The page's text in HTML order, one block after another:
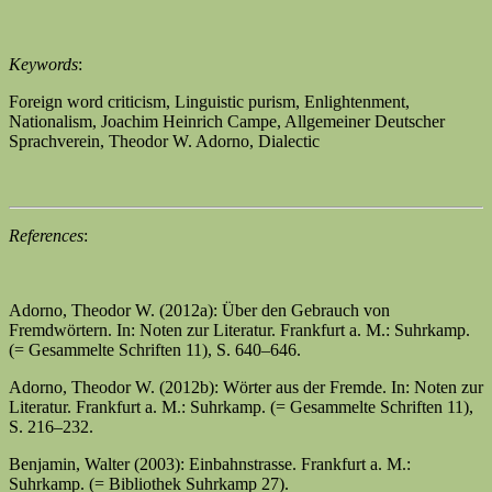
Keywords:
Foreign word criticism, Linguistic purism, Enlightenment,
Nationalism, Joachim Heinrich Campe, Allgemeiner Deutscher
Sprachverein, Theodor W. Adorno, Dialectic
References:
Adorno, Theodor W. (2012a): Über den Gebrauch von
Fremdwörtern. In: Noten zur Literatur. Frankfurt a. M.: Suhrkamp.
(= Gesammelte Schriften 11), S. 640–646.
Adorno, Theodor W. (2012b): Wörter aus der Fremde. In: Noten zur
Literatur. Frankfurt a. M.: Suhrkamp. (= Gesammelte Schriften 11),
S. 216–232.
Benjamin, Walter (2003): Einbahnstrasse. Frankfurt a. M.:
Suhrkamp. (= Bibliothek Suhrkamp 27).